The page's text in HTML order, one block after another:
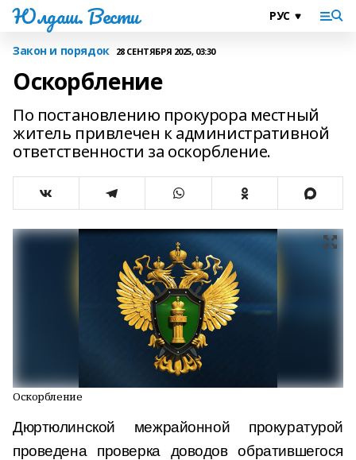
Юлдаш. Вести
Закон и порядок 28 СЕНТЯБРЯ 2025, 03:30
Оскорбление
По постановлению прокурора местный
житель привлечен к административной
ответственности за оскорбление.
Оскорбление
Дюртюлинской межрайонной прокуратурой
проведена проверка доводов обратившегося